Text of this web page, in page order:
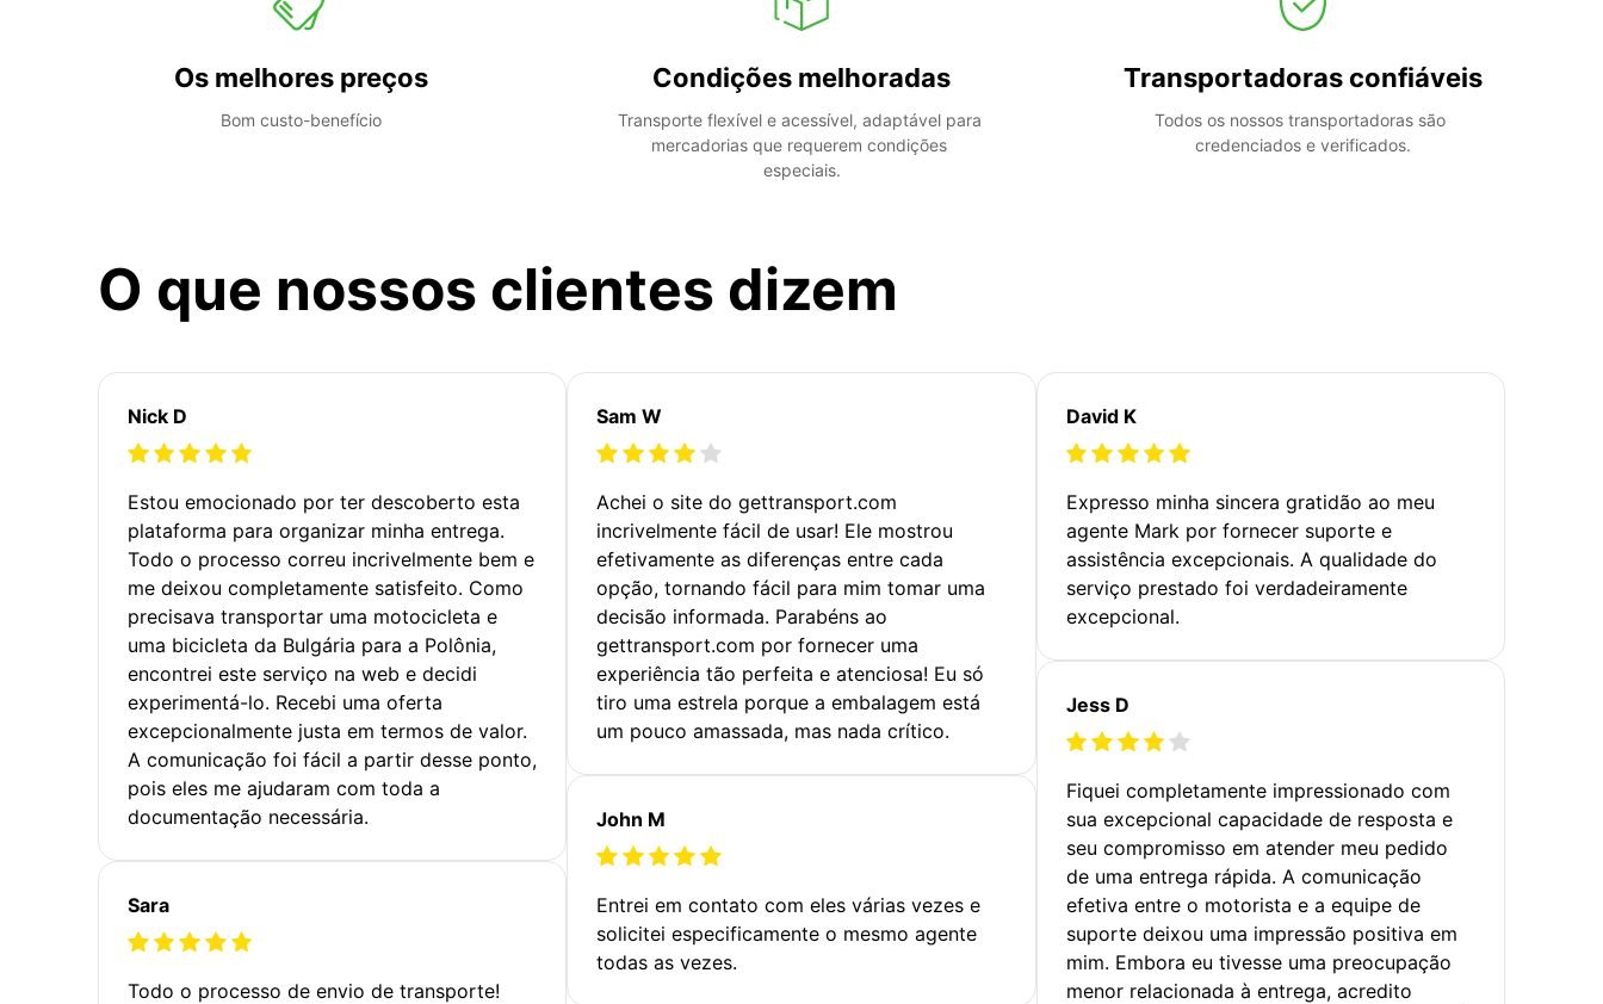
Os melhores preços
Bom custo-benefício
Condições melhoradas
Transporte flexível e acessível, adaptável para
mercadorias que requerem condições
especiais.
Transportadoras confiáveis
Todos os nossos transportadoras são
credenciados e verificados.
O que nossos clientes dizem
Nick D
Estou emocionado por ter descoberto esta
plataforma para organizar minha entrega.
Todo o processo correu incrivelmente bem e
me deixou completamente satisfeito. Como
precisava transportar uma motocicleta e
uma bicicleta da Bulgária para a Polônia,
encontrei este serviço na web e decidi
experimentá-lo. Recebi uma oferta
excepcionalmente justa em termos de valor.
A comunicação foi fácil a partir desse ponto,
pois eles me ajudaram com toda a
documentação necessária.
Sara
Todo o processo de envio de transporte!
Sam W
Achei o site do gettransport.com
incrivelmente fácil de usar! Ele mostrou
efetivamente as diferenças entre cada
opção, tornando fácil para mim tomar uma
decisão informada. Parabéns ao
gettransport.com por fornecer uma
experiência tão perfeita e atenciosa! Eu só
tiro uma estrela porque a embalagem está
um pouco amassada, mas nada crítico.
John M
Entrei em contato com eles várias vezes e
solicitei especificamente o mesmo agente
todas as vezes.
David K
Expresso minha sincera gratidão ao meu
agente Mark por fornecer suporte e
assistência excepcionais. A qualidade do
serviço prestado foi verdadeiramente
excepcional.
Jess D
Fiquei completamente impressionado com
sua excepcional capacidade de resposta e
seu compromisso em atender meu pedido
de uma entrega rápida. A comunicação
efetiva entre o motorista e a equipe de
suporte deixou uma impressão positiva em
mim. Embora eu tivesse uma preocupação
menor relacionada à entrega, acredito